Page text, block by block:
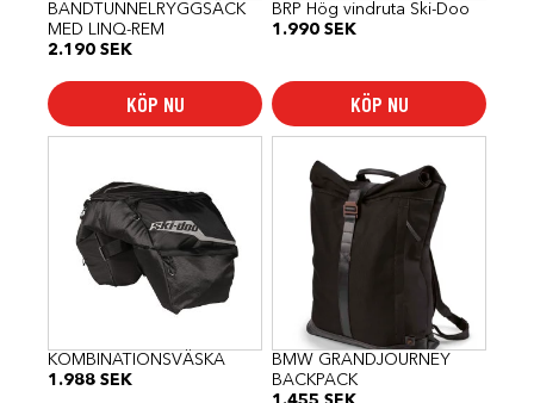
BANDTUNNELRYGGSÄCK
MED LINQ-REM
2.190 SEK
KÖP NU
BRP Hög vindruta Ski-Doo
1.990 SEK
KÖP NU
KOMBINATIONSVÄSKA
1.988 SEK
BMW GRANDJOURNEY
BACKPACK